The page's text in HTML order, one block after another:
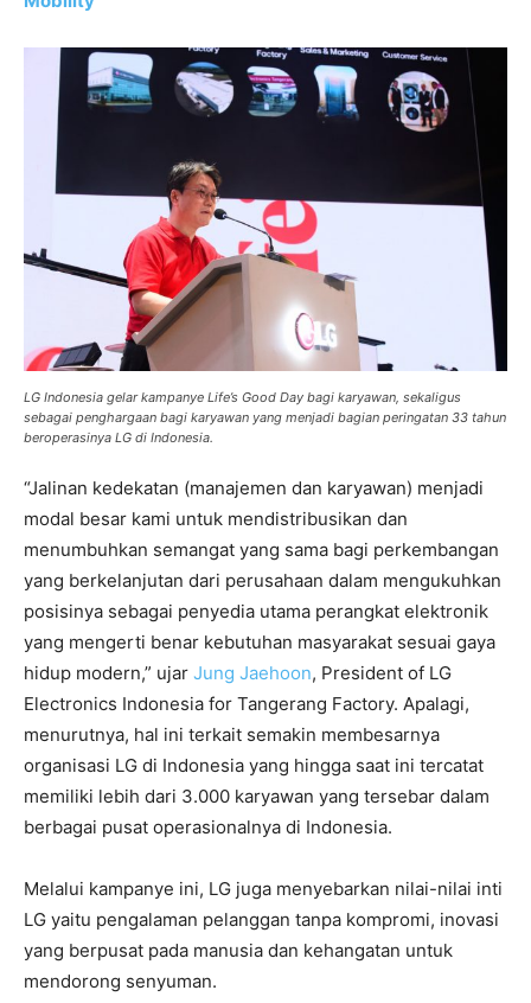
LG Indonesia gelar kampanye Life’s Good Day bagi karyawan, sekaligus
sebagai penghargaan bagi karyawan yang menjadi bagian peringatan 33 tahun
beroperasinya LG di Indonesia.
“Jalinan kedekatan (manajemen dan karyawan) menjadi
modal besar kami untuk mendistribusikan dan
menumbuhkan semangat yang sama bagi perkembangan
yang berkelanjutan dari perusahaan dalam mengukuhkan
posisinya sebagai penyedia utama perangkat elektronik
yang mengerti benar kebutuhan masyarakat sesuai gaya
hidup modern,” ujar Jung Jaehoon, President of LG
Electronics Indonesia for Tangerang Factory. Apalagi,
menurutnya, hal ini terkait semakin membesarnya
organisasi LG di Indonesia yang hingga saat ini tercatat
memiliki lebih dari 3.000 karyawan yang tersebar dalam
berbagai pusat operasionalnya di Indonesia.
Melalui kampanye ini, LG juga menyebarkan nilai-nilai inti
LG yaitu pengalaman pelanggan tanpa kompromi, inovasi
yang berpusat pada manusia dan kehangatan untuk
mendorong senyuman.